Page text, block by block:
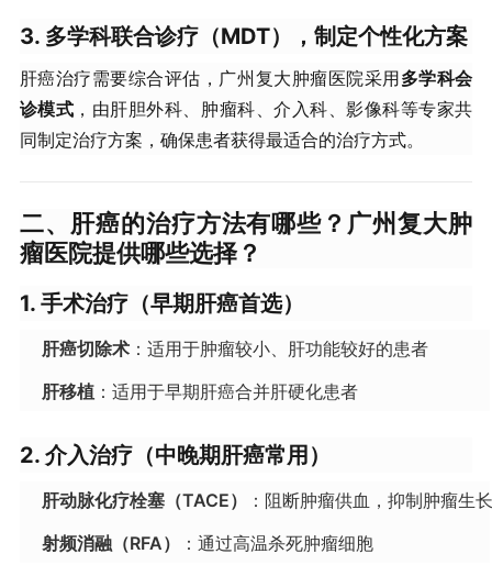
3. 多学科联合诊疗（MDT），制定个性化方案
肝癌治疗需要综合评估，广州复大肿瘤医院采用多学科会
诊模式 ，由肝胆外科、肿瘤科、介入科、影像科等专家共
同制定治疗方案，确保患者获得最适合的治疗方式。
二、肝癌的治疗方法有哪些？广州复大肿
瘤医院提供哪些选择？
1. 手术治疗（早期肝癌首选）
肝癌切除术：适用于肿瘤较小、肝功能较好的患者
肝移植：适用于早期肝癌合并肝硬化患者
2. 介入治疗（中晚期肝癌常用）
肝动脉化疗栓塞（TACE）
：阻断肿瘤供血，抑制肿瘤生长
射频消融（RFA）
：通过高温杀死肿瘤细胞